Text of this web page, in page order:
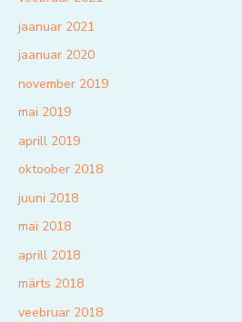
jaanuar 2021
jaanuar 2020
november 2019
mai 2019
aprill 2019
oktoober 2018
juuni 2018
mai 2018
aprill 2018
märts 2018
veebruar 2018